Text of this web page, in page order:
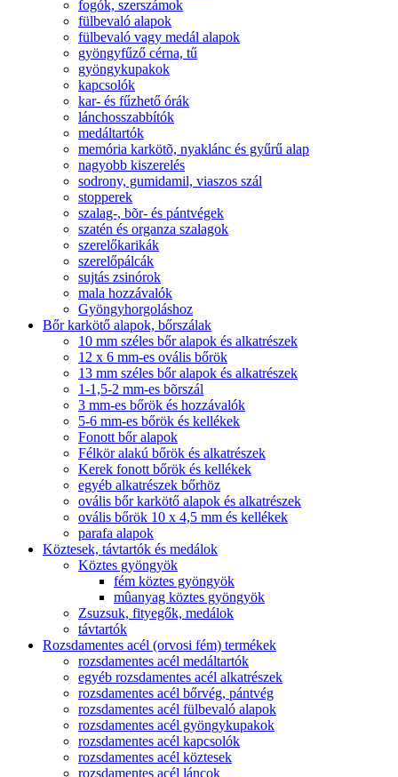
fogók, szerszámok
fülbevaló alapok
fülbevaló vagy medál alapok
gyöngyfűző cérna, tű
gyöngykupakok
kapcsolók
kar- és fűzhető órák
lánchosszabbítók
medáltartók
memória karkötõ, nyaklánc és gyűrű alap
nagyobb kiszerelés
sodrony, gumidamil, viaszos szál
stopperek
szalag-, bõr- és pántvégek
szatén és organza szalagok
szerelőkarikák
szerelőpálcák
sujtás zsinórok
mala hozzávalók
Gyöngyhorgoláshoz
Bőr karkötő alapok, bőrszálak
10 mm széles bőr alapok és alkatrészek
12 x 6 mm-es ovális bőrök
13 mm széles bőr alapok és alkatrészek
1-1,5-2 mm-es bõrszál
3 mm-es bőrök és hozzávalók
5-6 mm-es bőrök és kellékek
Fonott bőr alapok
Félkör alakú bőrök és alkatrészek
Kerek fonott bőrök és kellékek
egyéb alkatrészek bőrhöz
ovális bőr karkötő alapok és alkatrészek
ovális bőrök 10 x 4,5 mm és kellékek
parafa alapok
Köztesek, távtartók és medálok
Köztes gyöngyök
fém köztes gyöngyök
mûanyag köztes gyöngyök
Zsuzsuk, fityegők, medálok
távtartók
Rozsdamentes acél (orvosi fém) termékek
rozsdamentes acél medáltartók
egyéb rozsdamentes acél alkatrészek
rozsdamentes acél bőrvég, pántvég
rozsdamentes acél fülbevaló alapok
rozsdamentes acél gyöngykupakok
rozsdamentes acél kapcsolók
rozsdamentes acél köztesek
rozsdamentes acél láncok